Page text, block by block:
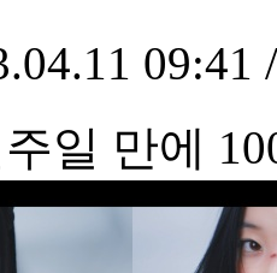
09:41
일 만에